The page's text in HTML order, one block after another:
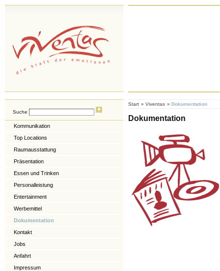
Suche
Kommunikation
Top Locations
Raumausstattung
Präsentation
Essen und Trinken
Personalleistung
Entertainment
Werbemittel
Dokumentation
Kontakt
Jobs
Anfahrt
Impressum
Start » Viventas » Dokumentation
Dokumentation